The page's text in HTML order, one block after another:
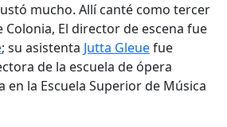
mucho. Allí canté como tercer
El director de escena fue
; su asistenta Jutta Gleuefue
de la escuela de ópera
en la Escuela Superior de Música